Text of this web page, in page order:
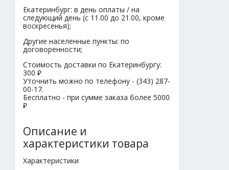
Екатеринбург: в день оплаты / на
следующий день (с 11.00 до 21.00, кроме
воскресенья);
Другие населенные пункты: по
договоренности;
Стоимость доставки по Екатеринбургу:
300 ₽
Уточнить можно по телефону - (343) 287-
00-17.
Бесплатно - при сумме заказа более 5000
₽
Описание и
характеристики товара
Характеристики